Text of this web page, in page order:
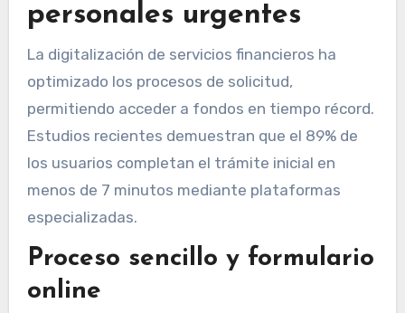
personales urgentes
La digitalización de servicios financieros ha
optimizado los procesos de solicitud,
permitiendo acceder a fondos en tiempo récord.
Estudios recientes demuestran que el 89% de
los usuarios completan el trámite inicial en
menos de 7 minutos mediante plataformas
especializadas.
Proceso sencillo y formulario
online